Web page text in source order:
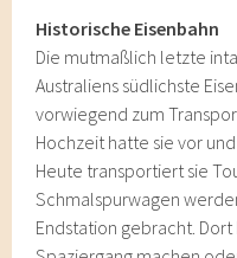
Historische Eisenbahn
Die mutmaßlich letzte
Australiens südlichste
vorwiegend zum
Hochzeit hatte sie vor
Heute transportiert sie
Schmalspurwagen
Endstation gebracht.